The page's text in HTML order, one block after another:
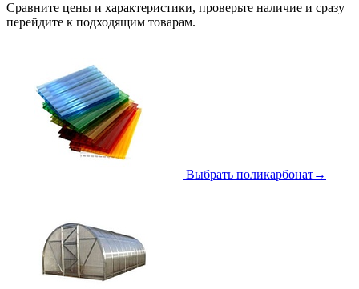
Сравните цены и характеристики, проверьте наличие и сразу
перейдите к подходящим товарам.
Выбрать поликарбонат→